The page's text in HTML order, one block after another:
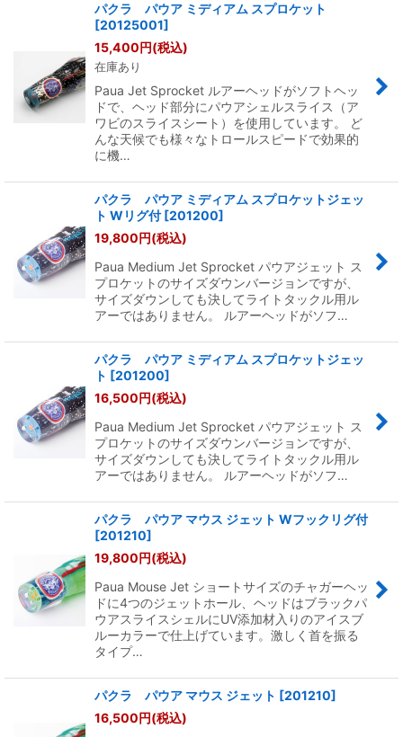
パクラ パウア ミディアム スプロケット
[20125001]
15,400円(税込)
在庫あり
Paua Jet Sprocket ルアーヘッドがソフトヘッ
ドで、ヘッド部分にパウアシェルスライス（ア
ワビのスライスシート）を使用しています。 ど
んな天候でも様々なトロールスピードで効果的
に機…
パクラ パウア ミディアム スプロケットジェッ
ト Wリグ付 [201200]
19,800円(税込)
Paua Medium Jet Sprocket パウアジェット ス
プロケットのサイズダウンバージョンですが、
サイズダウンしても決してライトタックル用ル
アーではありません。 ルアーヘッドがソフ…
パクラ パウア ミディアム スプロケットジェッ
ト [201200]
16,500円(税込)
Paua Medium Jet Sprocket パウアジェット ス
プロケットのサイズダウンバージョンですが、
サイズダウンしても決してライトタックル用ル
アーではありません。 ルアーヘッドがソフ…
パクラ パウア マウス ジェット Wフックリグ付
[201210]
19,800円(税込)
Paua Mouse Jet ショートサイズのチャガーヘッ
ドに4つのジェットホール、ヘッドはブラックパ
ウアスライスシェルにUV添加材入りのアイスブ
ルーカラーで仕上げています。激しく首を振る
タイプ…
パクラ パウア マウス ジェット [201210]
16,500円(税込)